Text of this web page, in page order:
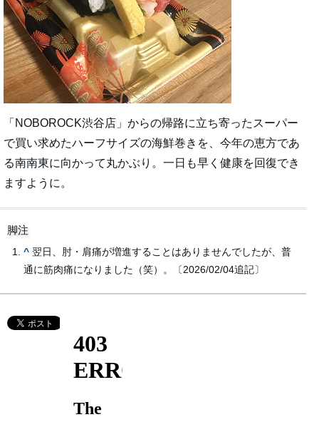
「NOBOROCK渋谷店」からの帰路に立ち寄ったスーパー
で買い求めたハーフサイズの海鮮巻きを、今年の恵方であ
る南南東に向かって丸かぶり。一日も早く健康を回復でき
ますように。
脚注
^ 翌日、肘・肩痛が増進することはありませんでしたが、普
通に筋肉痛になりました（笑）。〔2026/02/04追記〕